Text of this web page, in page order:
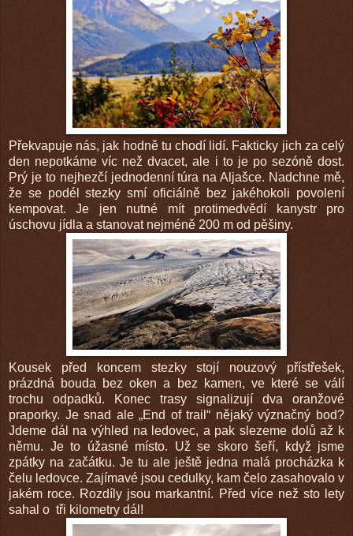
Překvapuje nás, jak hodně tu chodí lidí. Fakticky jich za celý
den nepotkáme víc než dvacet, ale i to je po sezóně dost.
Prý je to nejhezčí jednodenní túra na Aljašce. Nadchne mě,
že se podél stezky smí oficiálně bez jakéhokoli povolení
kempovat. Je jen nutné mít protimedvědí kanystr pro
úschovu jídla a stanovat nejméně 200 m od pěšiny.
Kousek před koncem stezky stojí nouzový přístřešek,
prázdná bouda bez oken a bez kamen, ve které se válí
trochu odpadků. Konec trasy signalizují dva oranžové
praporky. Je snad ale „End of trail“ nějaký význačný bod?
Jdeme dál na výhled na ledovec, a pak slezeme dolů až k
němu. Je to úžasné místo. Už se skoro šeří, když jsme
zpátky na začátku. Je tu ale ještě jedna malá procházka k
čelu ledovce. Zajímavé jsou cedulky, kam čelo zasahovalo v
jakém roce. Rozdíly jsou markantní. Před více než sto lety
sahal o tři kilometry dál!